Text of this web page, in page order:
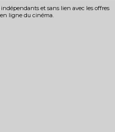
et sans lien avec les offres
ligne du cinéma.